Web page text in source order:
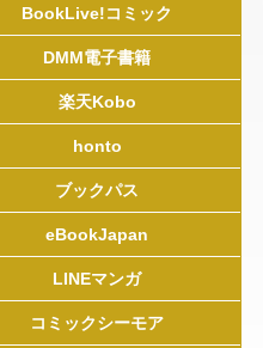
BookLive!コミック
DMM電子書籍
楽天Kobo
honto
ブックパス
eBookJapan
LINEマンガ
コミックシーモア